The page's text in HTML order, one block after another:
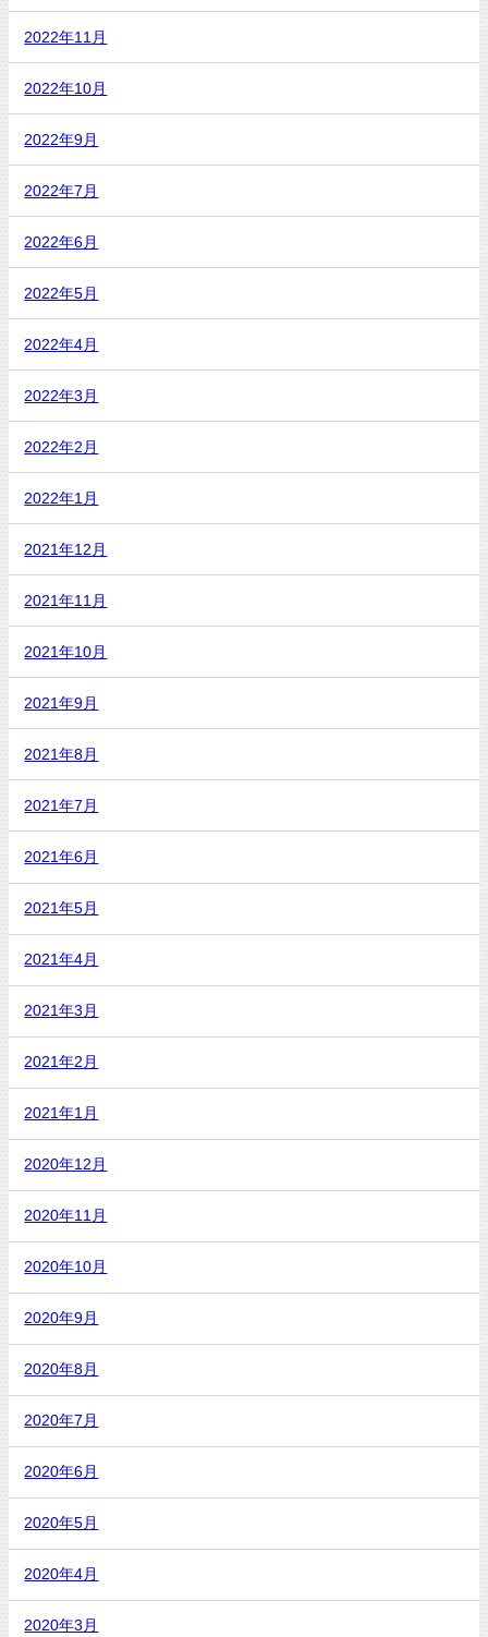
2022年11月
2022年10月
2022年9月
2022年7月
2022年6月
2022年5月
2022年4月
2022年3月
2022年2月
2022年1月
2021年12月
2021年11月
2021年10月
2021年9月
2021年8月
2021年7月
2021年6月
2021年5月
2021年4月
2021年3月
2021年2月
2021年1月
2020年12月
2020年11月
2020年10月
2020年9月
2020年8月
2020年7月
2020年6月
2020年5月
2020年4月
2020年3月